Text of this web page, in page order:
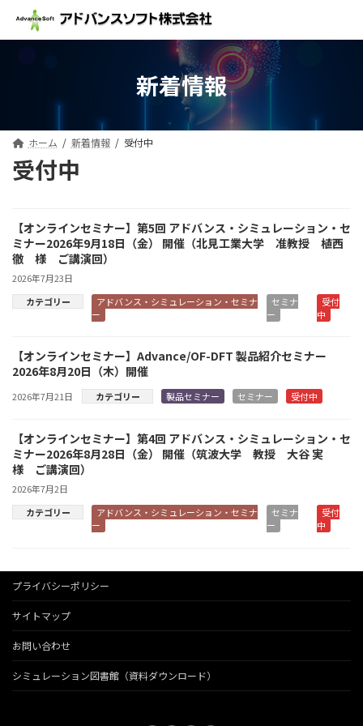
テ
ゲ
新着情報
ホーム 新着情報 受付中
受付中
【オンラインセミナー】第5回 アドバンス・シミュレーション・セ
ミナー2026年9月18日（金） 開催（北見工業大学 准教授 植西
徹 様 ご講演回）
2026年7月23日
カテゴリー
アドバンス・シミュレーション・セミナ
ー
セミナ
ー
受付
中
【オンラインセミナー】Advance/OF-DFT 製品紹介セミナー
2026年8月20日（木）開催
2026年7月21日 カテゴリー 製品セミナー セミナー 受付中
【オンラインセミナー】第4回 アドバンス・シミュレーション・セ
ミナー2026年8月28日（金） 開催（筑波大学 教授 大谷 実
様 ご講演回）
2026年7月2日
カテゴリー
アドバンス・シミュレーション・セミナ
ー
セミナ
ー
受付
中
プライバシーポリシー
サイトマップ
お問い合わせ
シミュレーション図書館（資料ダウンロード）